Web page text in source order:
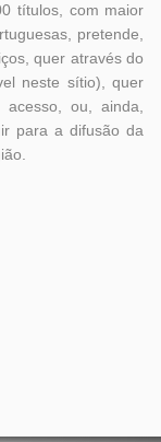
títulos, com maior
pretende,
quer através do
neste sítio), quer
ou, ainda,
para a difusão da